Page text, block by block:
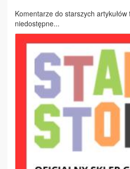
Komentarze do starszych artykułów
niedostępne...